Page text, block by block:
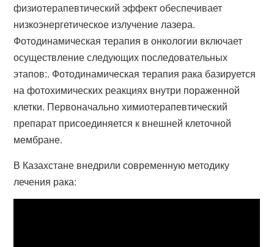
физиотерапевтический эффект обеспечивает
низкоэнергетическое излучение лазера.
Фотодинамическая терапия в онкологии включает
осуществление следующих последовательных
этапов:. Фотодинамическая терапия рака базируется
на фотохимических реакциях внутри пораженной
клетки. Первоначально химиотерапевтический
препарат присоединяется к внешней клеточной
мембране.
В Казахстане внедрили современную методику
лечения рака: